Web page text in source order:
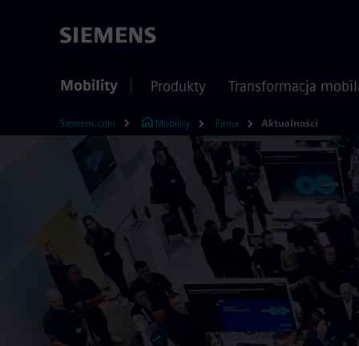
Mobility Produkty Transformacja
Siemens.com Mobility Firma Aktualności